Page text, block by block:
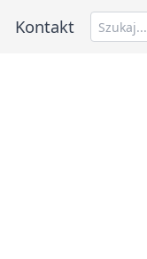
Kontakt